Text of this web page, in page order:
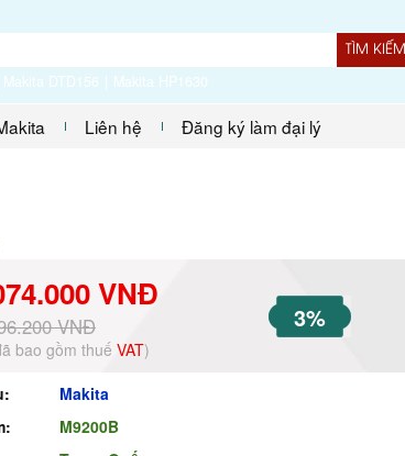
TÌM KIẾM
Makita DTD156 Makita HP1630
Liên hệ Đăng ký làm đại lý
VNĐ
VNĐ 3%
bao gồm thuế VAT)
Makita
M9200B